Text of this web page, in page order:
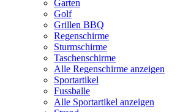
Garten
Golf
Grillen BBQ
Regenschirme
Sturmschirme
Taschenschirme
Alle Regenschirme anzeigen
Sportartikel
Fussballe
Alle Sportartikel anzeigen